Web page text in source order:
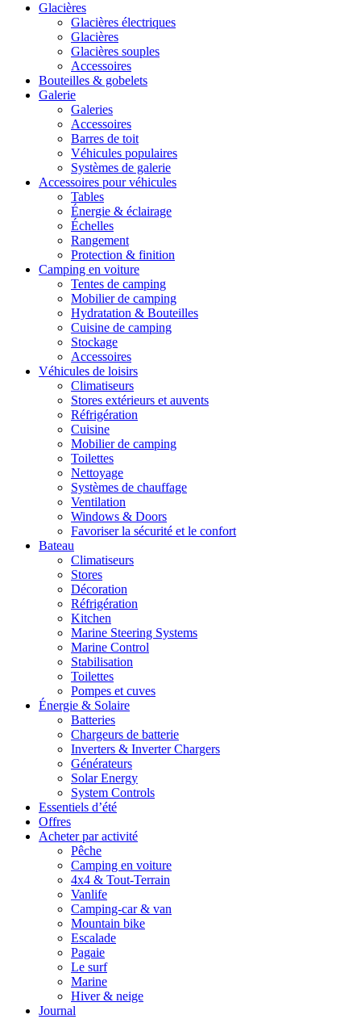
Glacières
Glacières électriques
Glacières
Glacières souples
Accessoires
Bouteilles & gobelets
Galerie
Galeries
Accessoires
Barres de toit
Véhicules populaires
Systèmes de galerie
Accessoires pour véhicules
Tables
Énergie & éclairage
Échelles
Rangement
Protection & finition
Camping en voiture
Tentes de camping
Mobilier de camping
Hydratation & Bouteilles
Cuisine de camping
Stockage
Accessoires
Véhicules de loisirs
Climatiseurs
Stores extérieurs et auvents
Réfrigération
Cuisine
Mobilier de camping
Toilettes
Nettoyage
Systèmes de chauffage
Ventilation
Windows & Doors
Favoriser la sécurité et le confort
Bateau
Climatiseurs
Stores
Décoration
Réfrigération
Kitchen
Marine Steering Systems
Marine Control
Stabilisation
Toilettes
Pompes et cuves
Énergie & Solaire
Batteries
Chargeurs de batterie
Inverters & Inverter Chargers
Générateurs
Solar Energy
System Controls
Essentiels d’été
Offres
Acheter par activité
Pêche
Camping en voiture
4x4 & Tout-Terrain
Vanlife
Camping-car & van
Mountain bike
Escalade
Pagaie
Le surf
Marine
Hiver & neige
Journal